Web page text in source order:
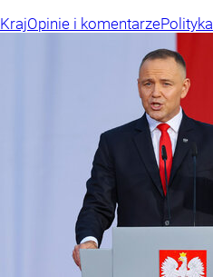
KrajOpinie i komentarzePolityka